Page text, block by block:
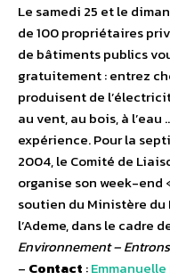
Le samedi 25 et le
de 100 propriétaires
de bâtiments publics
gratuitement : entrez
produisent de
au vent, au bois, à
expérience. Pour la
2004, le Comité de
organise son week-end
soutien du Ministère
l’Ademe, dans le cadre
Environnement –
– Contact :